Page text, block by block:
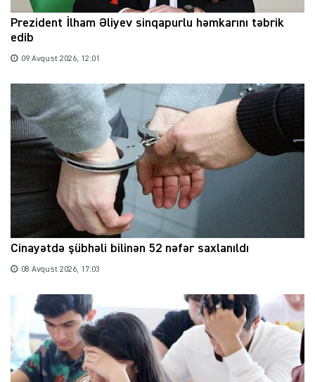
Prezident İlham Əliyev sinqapurlu həmkarını təbrik
edib
09 Avqust 2026, 12:01
Cinayətdə şübhəli bilinən 52 nəfər saxlanıldı
08 Avqust 2026, 17:03